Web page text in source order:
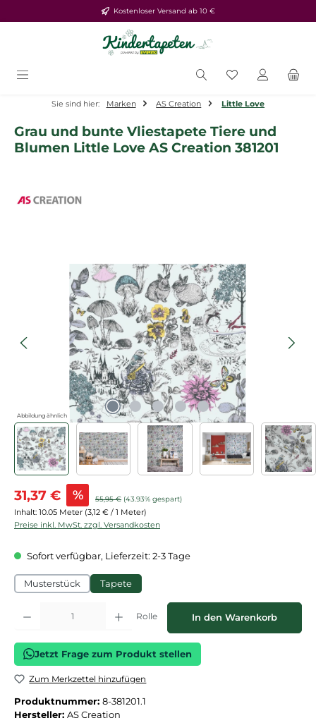
Zum Hauptinhalt springenKostenloser Versand ab 10 €
Du hast 0
Sie sind hier: Marken AS Creation Little Love
Grau und bunte Vliestapete Tiere und
Blumen Little Love AS Creation 381201
Bildergalerie überspringen
Abbildung ähnlich
Verkaufspreis:
31,37 € % Regulärer Preis:
55,95 € (43.93% gespart)
Inhalt: 10.05 Meter (3,12 € / 1 Meter)
Preise inkl. MwSt. zzgl. Versandkosten
Sofort verfügbar, Lieferzeit: 2-3 Tage
Musterstück Tapete
Produkt Anzahl: Gib den gewünschten Wert ein oder benutze die
Rolle In den Warenkorb
Jetzt Frage zum Produkt stellen
Zum Merkzettel hinzufügen
Produktnummer: 8-381201.1
Hersteller: AS Creation